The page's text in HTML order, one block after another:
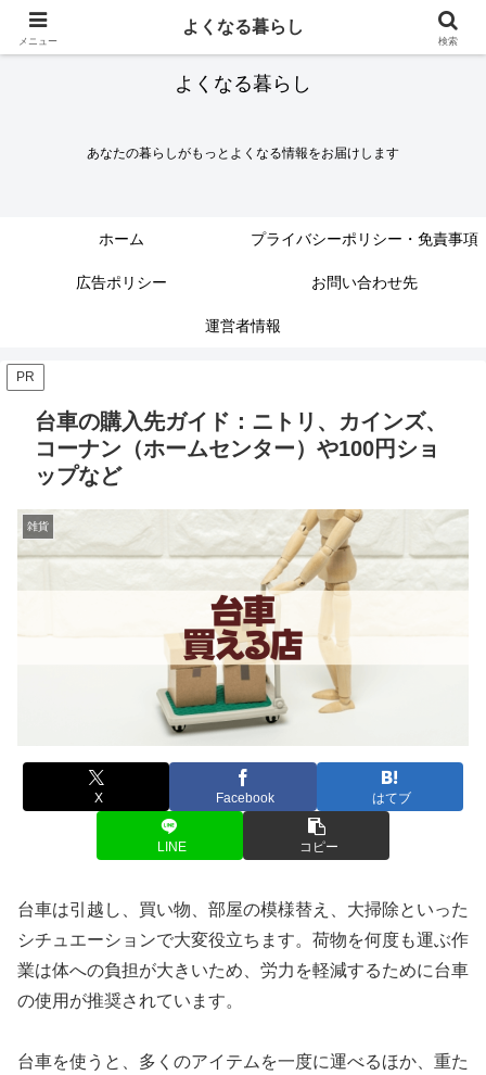
よくなる暮らし
あなたの暮らしがもっとよくなる情報をお届けします
ホーム プライバシーポリシー・免責事項
広告ポリシー お問い合わせ先
運営者情報
PR
台車の購入先ガイド：ニトリ、カインズ、
コーナン（ホームセンター）や100円ショ
ップなど
雑貨
X Facebook はてブ
LINE コピー
台車は引越し、買い物、部屋の模様替え、大掃除といった
シチュエーションで大変役立ちます。荷物を何度も運ぶ作
業は体への負担が大きいため、労力を軽減するために台車
の使用が推奨されています。
台車を使うと、多くのアイテムを一度に運べるほか、重た
メニュー
よくなる暮らし
検索